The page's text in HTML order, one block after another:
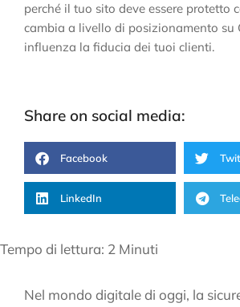
Tempo di lettura: 2 Minuti
Nel mondo digitale di oggi, la
perché il tuo sito deve essere protetto
cambia a livello di posizionamento su
influenza la fiducia dei tuoi clienti.
Share on social media:
Facebook
LinkedIn